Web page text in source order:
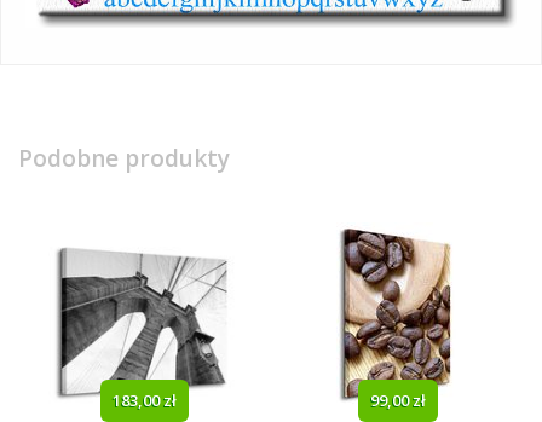
Podobne produkty
183,00 zł 99,00 zł